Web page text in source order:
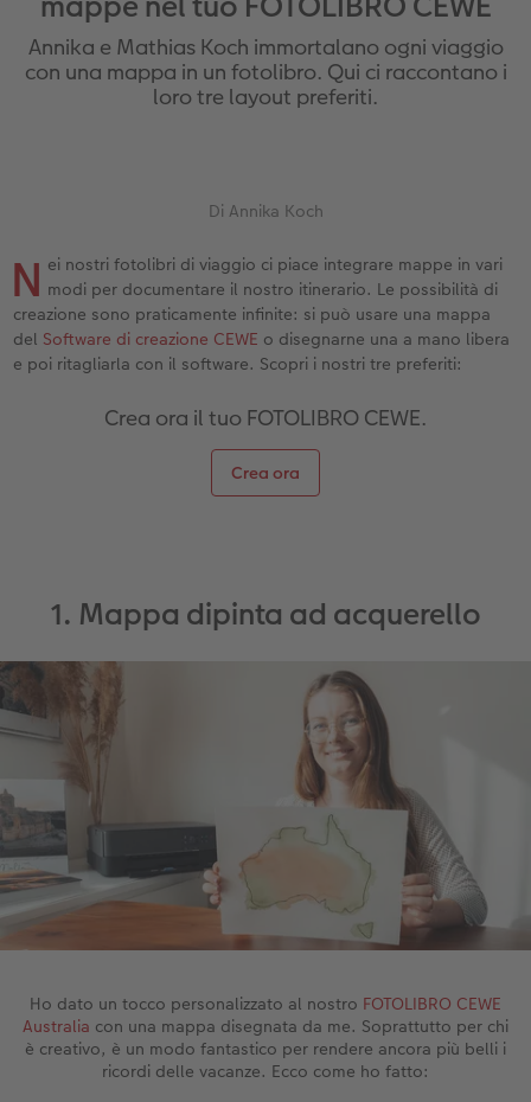
Custodia personalizzata
Tasca interna
Come ordinare
Esempi di clienti
Storie dei clienti
Coffeetable Book «Art Collection»
Nature Prints
Poster premium
Fototessere biometriche
Accessori
CEWE myPhotos
Poster con mappa
Collage fotografico
Foto su legno
Poster Gallery
Poster su forex
Accessori
Altre occasioni
Biglietti pieghevoli
CEWE myPhotos
Giochi
Scuola e ufficio
Foto-box regalo
Idee regalo
Buono regalo CEWE
CEWE myPhotos
Cover in silicone
Cover rigide
Con design
CEWE myPhotos
Calendari da parete con design
Calendario da parete A4
CEWE myPhotos
Accessori
per il compleanno
Regali per la festa della mamma
per l’addio al nubilato
Matrimonio
Annuario
Annika e Mathias Koch immortalano ogni viaggio
con una mappa in un fotolibro. Qui ci raccontano i
loro tre layout preferiti.
Di Annika Koch
N ei nostri fotolibri di viaggio ci piace integrare mappe in vari
modi per documentare il nostro itinerario. Le possibilità di
creazione sono praticamente infinite: si può usare una mappa
del Software di creazione CEWE o disegnarne una a mano libera
e poi ritagliarla con il software. Scopri i nostri tre preferiti:
Crea ora il tuo FOTOLIBRO CEWE.
Crea ora
1. Mappa dipinta ad acquerello
Ho dato un tocco personalizzato al nostro FOTOLIBRO CEWE
Australia con una mappa disegnata da me. Soprattutto per chi
è creativo, è un modo fantastico per rendere ancora più belli i
ricordi delle vacanze. Ecco come ho fatto: